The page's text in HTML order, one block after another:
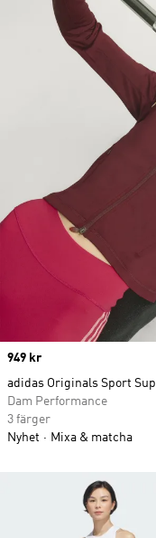
Price
949 kr
adidas Originals Sport
Dam Performance
3 färger
Nyhet
Mixa & matcha